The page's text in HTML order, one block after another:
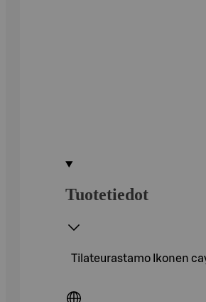
Tuotetiedot
Tilateurastamo Ikonen